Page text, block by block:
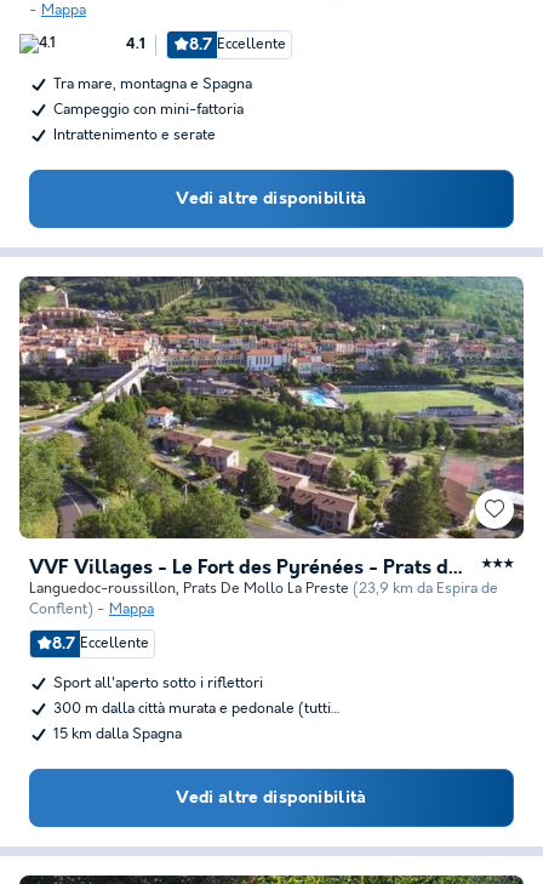
Mappa
4.1 8.7 Eccellente
Tra mare, montagna e Spagna
Campeggio con mini-fattoria
Intrattenimento e serate
Vedi altre disponibilità
VVF Villages - Le Fort des Pyrénées - Prats de Mollo la Preste ★★★
Languedoc-roussillon, Prats De Mollo La Preste (23,9 km da Espira de
Conflent)
Mappa
8.7 Eccellente
Sport all'aperto sotto i riflettori
300 m dalla città murata e pedonale (tutti…
15 km dalla Spagna
Vedi altre disponibilità